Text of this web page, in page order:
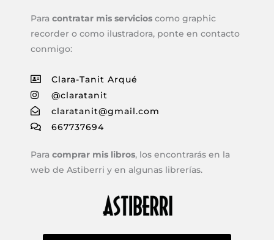
Para contratar mis servicios como graphic
recorder o como ilustradora, ponte en contacto
conmigo:
Clara-Tanit Arqué
@claratanit
claratanit@gmail.com
667737694
Para comprar mis libros, los encontrarás en la
web de Astiberri y en algunas librerías.